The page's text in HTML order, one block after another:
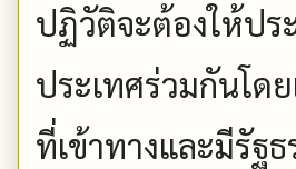
ปฏิวัติจะต้องให้ป
ประเทศร่วมกันโด
ที่เข้าทางและมีรัฐ